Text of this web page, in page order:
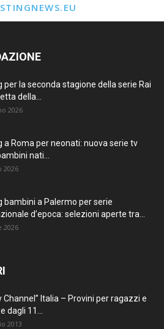
per la seconda stagione della serie Rai
della...
2026
a Roma per neonati: nuova serie tv
nati...
2026
bambini a Palermo per serie
d’epoca: selezioni aperte tra...
2026
Channel” Italia – Provini per ragazzi e
dagli 11...
2013